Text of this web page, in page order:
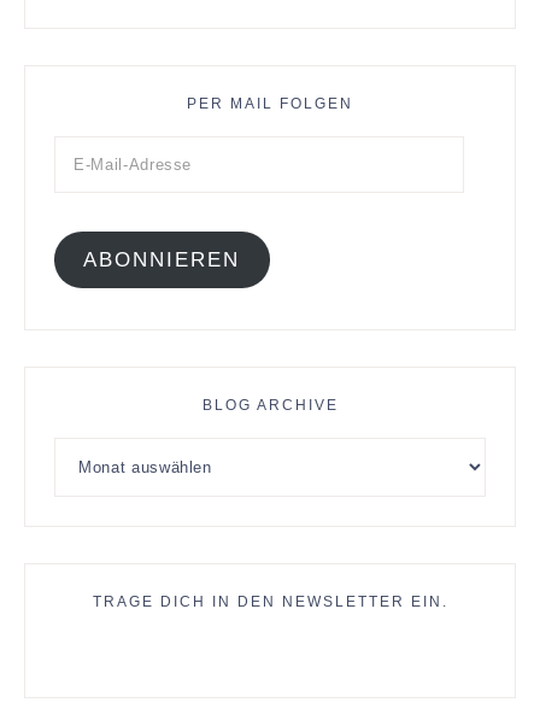
PER MAIL FOLGEN
ABONNIEREN
BLOG ARCHIVE
TRAGE DICH IN DEN NEWSLETTER EIN.